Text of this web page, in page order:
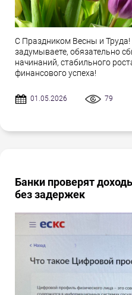
С Праздником Весны и Труда!
задумываете, обязательно
начинаний, стабильного
финансового успеха!
01.05.2026 79
Банки проверят
без задержек